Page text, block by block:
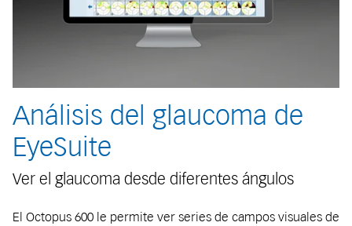
Análisis del glaucoma de
EyeSuite
Ver el glaucoma desde diferentes ángulos
El Octopus 600 le permite ver series de campos visuales de